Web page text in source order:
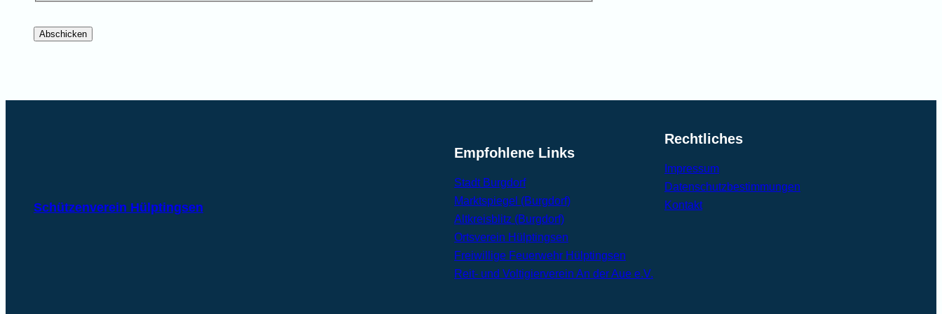
Abschicken
Schützenverein Hülptingsen
Empfohlene Links
Stadt Burgdorf
Marktspiegel (Burgdorf)
Altkreisblitz (Burgdorf)
Ortsverein Hülptingsen
Freiwillige Feuerwehr Hülptingsen
Reit- und Voltigierverein An der Aue e.V.
Rechtliches
Impressum
Datenschutzbestimmungen
Kontakt